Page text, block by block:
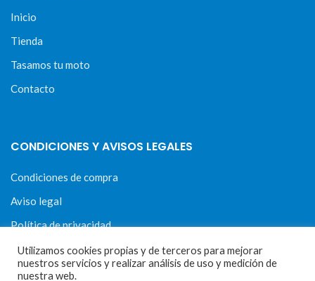
Inicio
Tienda
Tasamos tu moto
Contacto
CONDICIONES Y AVISOS LEGALES
Condiciones de compra
Aviso legal
Política de privacidad
Política de cookies
Utilizamos cookies propias y de terceros para mejorar
nuestros servicios y realizar análisis de uso y medición de
nuestra web.